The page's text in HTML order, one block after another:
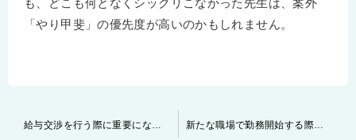
「やり甲斐」の優先度が高いのかもしれません。
新たな職場で勤務開始する際のちょっとした心構えについて